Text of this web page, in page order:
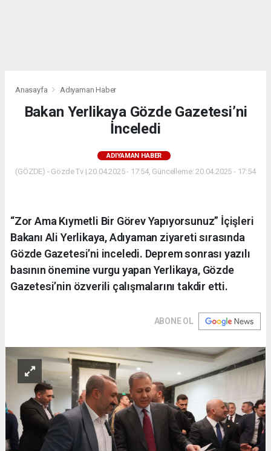
Anasayfa Adıyaman Haber
Bakan Yerlikaya Gözde Gazetesi’ni
İnceledi
ADIYAMAN HABER
(GÖZDE) - Gözde Tv | 20.04.2025 - 17:54, Güncelleme: 20.04.2025 - 17:54
“Zor Ama Kıymetli Bir Görev Yapıyorsunuz” İçişleri
Bakanı Ali Yerlikaya, Adıyaman ziyareti sırasında
Gözde Gazetesi’ni inceledi. Deprem sonrası yazılı
basının önemine vurgu yapan Yerlikaya, Gözde
Gazetesi’nin özverili çalışmalarını takdir etti.
ABONE OL